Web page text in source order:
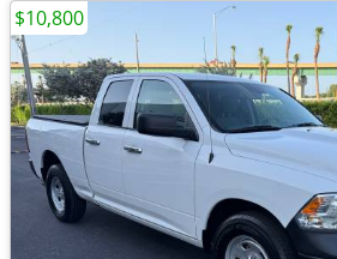
$10,800